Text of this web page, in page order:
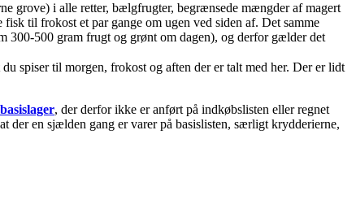
grove) i alle retter, bælgfrugter, begrænsede mængder af magert
til frokost et par gange om ugen ved siden af. Det samme
300-500 gram frugt og grønt om dagen), og derfor gælder det
spiser til morgen, frokost og aften der er talt med her. Der er lidt
, der derfor ikke er anført på indkøbslisten eller regnet
der en sjælden gang er varer på basislisten, særligt krydderierne,